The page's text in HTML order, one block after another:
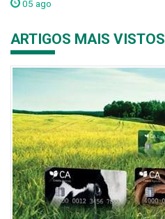
05 ago
ARTIGOS MAIS VISTOS